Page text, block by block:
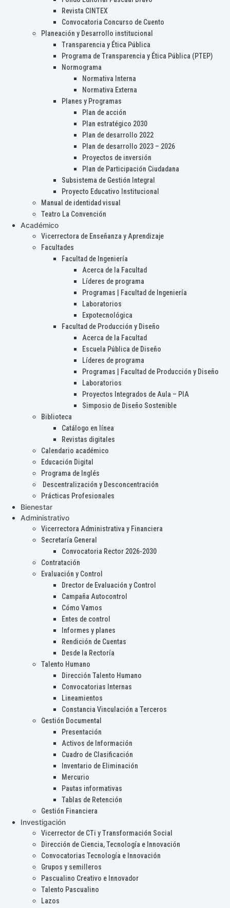
Revista CINTEX
Convocatoria Concurso de Cuento
Planeación y Desarrollo institucional
Transparencia y Ética Pública
Programa de Transparencia y Ética Pública (PTEP)
Normograma
Normativa Interna
Normativa Externa
Planes y Programas
Plan de acción
Plan estratégico 2030
Plan de desarrollo 2022
Plan de desarrollo 2023 – 2026
Proyectos de inversión
Plan de Participación Ciudadana
Subsistema de Gestión Integral
Proyecto Educativo Institucional
Manual de identidad visual
Teatro La Convención
Académico
Vicerrectora de Enseñanza y Aprendizaje
Facultades
Facultad de Ingeniería
Acerca de la Facultad
Líderes de programa
Programas | Facultad de Ingeniería
Laboratorios
Expotecnológica
Facultad de Producción y Diseño
Acerca de la Facultad
Escuela Pública de Diseño
Líderes de programa
Programas | Facultad de Producción y Diseño
Laboratorios
Proyectos Integrados de Aula – PIA
Simposio de Diseño Sostenible
Biblioteca
Catálogo en línea
Revistas digitales
Calendario académico
Educación Digital
Programa de Inglés
Descentralización y Desconcentración
Prácticas Profesionales
Bienestar
Administrativo
Vicerrectora Administrativa y Financiera
Secretaría General
Convocatoria Rector 2026-2030
Contratación
Evaluación y Control
Drector de Evaluación y Control
Campaña Autocontrol
Cómo Vamos
Entes de control
Informes y planes
Rendición de Cuentas
Desde la Rectoría
Talento Humano
Dirección Talento Humano
Convocatorias Internas
Lineamientos
Constancia Vinculación a Terceros
Gestión Documental
Presentación
Activos de Información
Cuadro de Clasificación
Inventario de Eliminación
Mercurio
Pautas informativas
Tablas de Retención
Gestión Financiera
Investigación
Vicerrector de CTi y Transformación Social
Dirección de Ciencia, Tecnología e Innovación
Convocatorias Tecnología e Innovación
Grupos y semilleros
Pascualino Creativo e Innovador
Talento Pascualino
Lazos